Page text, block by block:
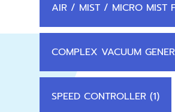
AIR / MIST / MICRO MIST
COMPLEX VACUUM
SPEED CONTROLLER (1)